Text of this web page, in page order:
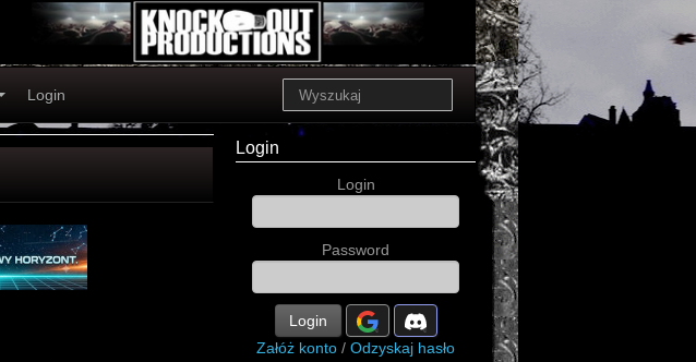
Login
Login
Login
Password
Login
Załóż konto / Odzyskaj hasło